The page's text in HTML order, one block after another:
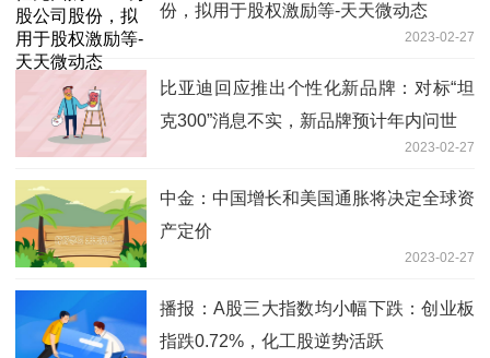
份，拟用于股权激励等-天天微动态
2023-02-27
比亚迪回应推出个性化新品牌：对标“坦
克300”消息不实，新品牌预计年内问世
2023-02-27
中金：中国增长和美国通胀将决定全球资
产定价
2023-02-27
播报：A股三大指数均小幅下跌：创业板
指跌0.72%，化工股逆势活跃